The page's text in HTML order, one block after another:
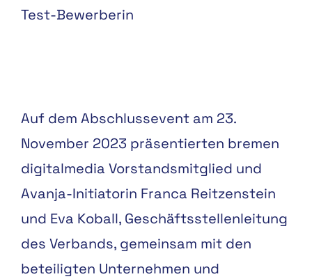
Test-Bewerberin
Auf dem Abschlussevent am 23.
November 2023 präsentierten bremen
digitalmedia Vorstandsmitglied und
Avanja-Initiatorin Franca Reitzenstein
und Eva Koball, Geschäftsstellenleitung
des Verbands, gemeinsam mit den
beteiligten Unternehmen und